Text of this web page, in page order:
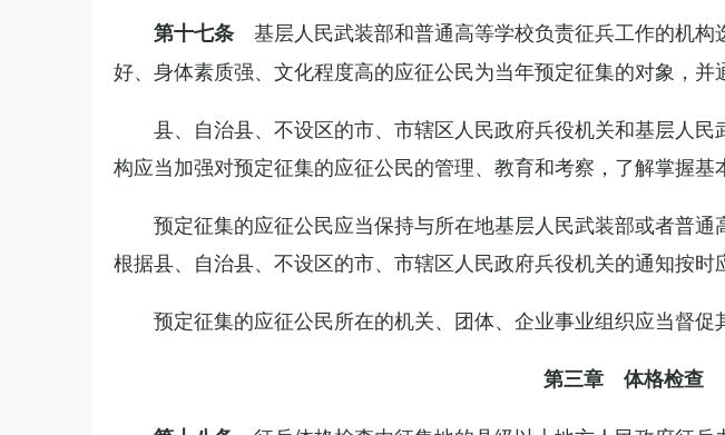
第十七条 基层人民武装部和普通高等学校负责征兵工作的机
好、身体素质强、文化程度高的应征公民为当年预定征集的对象，并
县、自治县、不设区的市、市辖区人民政府兵役机关和基层人
构应当加强对预定征集的应征公民的管理、教育和考察，了解掌握基
预定征集的应征公民应当保持与所在地基层人民武装部或者普
根据县、自治县、不设区的市、市辖区人民政府兵役机关的通知按时
预定征集的应征公民所在的机关、团体、企业事业组织应当督促
第三章 体格检查